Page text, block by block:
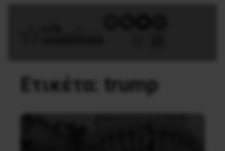
Ετικέτα: trump